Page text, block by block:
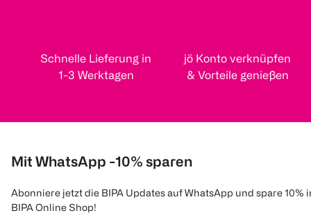
Schnelle Lieferung in
1-3 Werktagen
jö Konto verknüpfen
& Vorteile genießen
Mit WhatsApp -10% sparen
Abonniere jetzt die BIPA Updates auf WhatsApp und spare 10%
BIPA Online Shop!